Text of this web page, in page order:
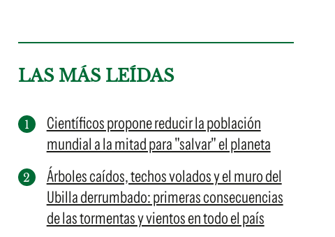
LAS MÁS LEÍDAS
Científicos propone reducir la población
mundial a la mitad para "salvar" el planeta
Árboles caídos, techos volados y el muro del
Ubilla derrumbado: primeras consecuencias
de las tormentas y vientos en todo el país